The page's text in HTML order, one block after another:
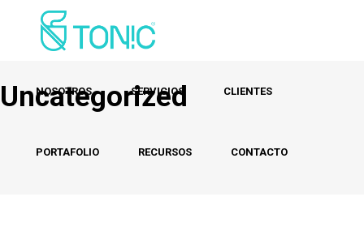
NOSOTROS SERVICIOS CLIENTES
PORTAFOLIO RECURSOS CONTACTO
Uncategorized